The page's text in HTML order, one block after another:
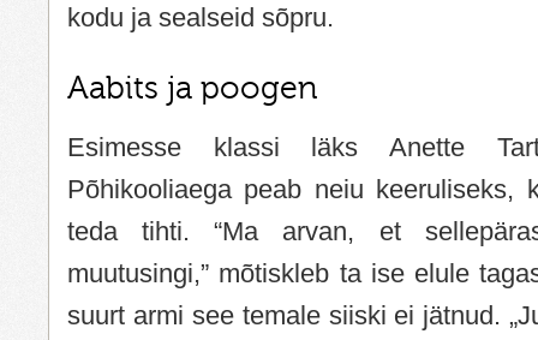
kodu ja sealseid sõpru.
Aabits ja poogen
Esimesse klassi läks Anette
Põhikooliaega peab neiu keeruliseks,
teda tihti. “Ma arvan, et
muutusingi,” mõtiskleb ta ise elule
suurt armi see temale siiski ei jätnud.